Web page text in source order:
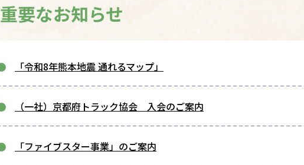
重要なお知らせ
「令和8年熊本地震 通れるマップ」
（一社）京都府トラック協会 入会のご案内
「ファイブスター事業」のご案内